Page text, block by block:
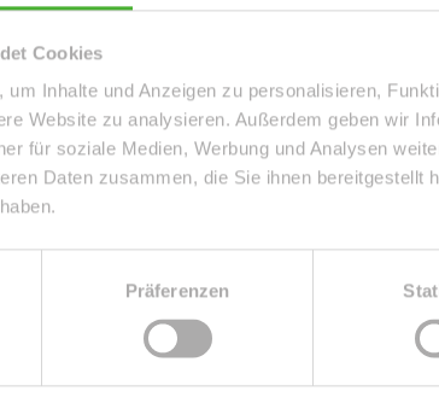
Cookies
um Inhalte und Anzeigen zu personalisieren,
Website zu analysieren. Außerdem geben wir
für soziale Medien, Werbung und Analysen
Daten zusammen, die Sie ihnen bereitgestellt
Präferenzen
Einheit-Nr.
Badezimmer
1
Ausstattung
GEHOBEN
Serviceleistungen
Reinigung